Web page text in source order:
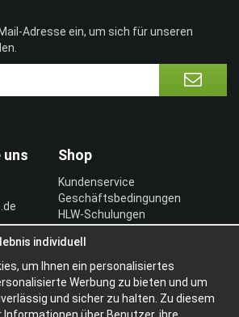
uns Shop
Kundenservice
Geschäftsbedingungen
HLW-Schulungen
Einloggen
Adresse ein, um sich für unseren
individuell
um Ihnen ein personalisiertes
Werbung zu bieten und um
und sicher zu halten. Zu diesem